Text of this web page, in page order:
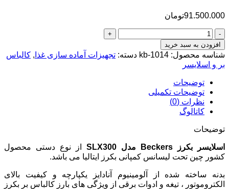
91.500.000تومان
کالباس
بر
30
سانت
بکرز
Beckers
مدل
SLX-
300
عدد
افزودن به سبد خرید
شناسه محصول: kb-1014 دسته: تجهیزات آماده سازی غذا , کالباس
بر و اسلایسر
توضیحات
توضیحات تکمیلی
نظرات (0)
کاتالوگ
توضیحات
اسلایسر بکرز Beckers مدل SLX300
از نوع دستی محصول
کشور چین تحت لیسانس کمپانی بکرز ایتالیا می باشد.
بدنه ساخته شده از آلومینیوم آنادایز یکپارچه و کیفیت بالای
الکتروموتور ، تیغه و ادوات برقی از ویژگی های بارز کالباس بر بکرز